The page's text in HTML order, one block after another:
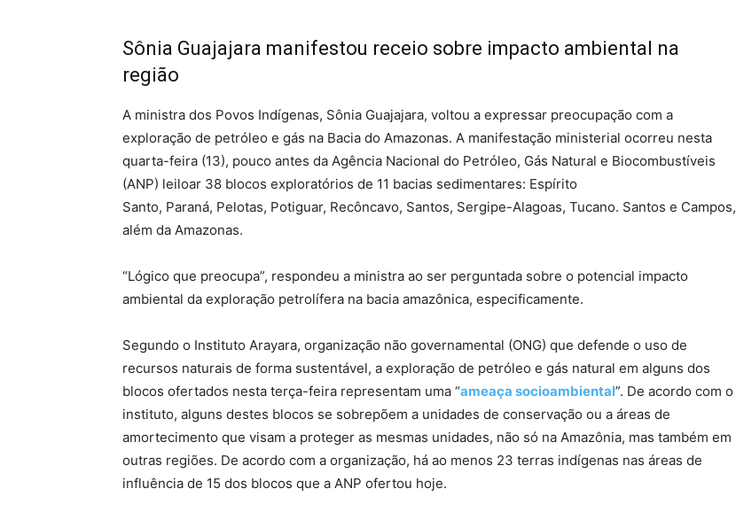
Sônia Guajajara manifestou receio sobre impacto ambiental na
região
A ministra dos Povos Indígenas, Sônia Guajajara, voltou a expressar preocupação com a
exploração de petróleo e gás na Bacia do Amazonas. A manifestação ministerial ocorreu nesta
quarta-feira (13), pouco antes da Agência Nacional do Petróleo, Gás Natural e Biocombustíveis
(ANP) leiloar 38 blocos exploratórios de 11 bacias sedimentares: Espírito
Santo, Paraná, Pelotas, Potiguar, Recôncavo, Santos, Sergipe-Alagoas, Tucano. Santos e Campos,
além da Amazonas.
“Lógico que preocupa”, respondeu a ministra ao ser perguntada sobre o potencial impacto
ambiental da exploração petrolífera na bacia amazônica, especificamente.
Segundo o Instituto Arayara, organização não governamental (ONG) que defende o uso de
recursos naturais de forma sustentável, a exploração de petróleo e gás natural em alguns dos
blocos ofertados nesta terça-feira representam uma “ameaça socioambiental”. De acordo com o
instituto, alguns destes blocos se sobrepõem a unidades de conservação ou a áreas de
amortecimento que visam a proteger as mesmas unidades, não só na Amazônia, mas também em
outras regiões. De acordo com a organização, há ao menos 23 terras indígenas nas áreas de
influência de 15 dos blocos que a ANP ofertou hoje.